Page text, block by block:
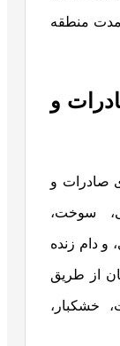
منطقه
و
صادرات و
سوخت،
دام زنده
از طریق
خشکبار،